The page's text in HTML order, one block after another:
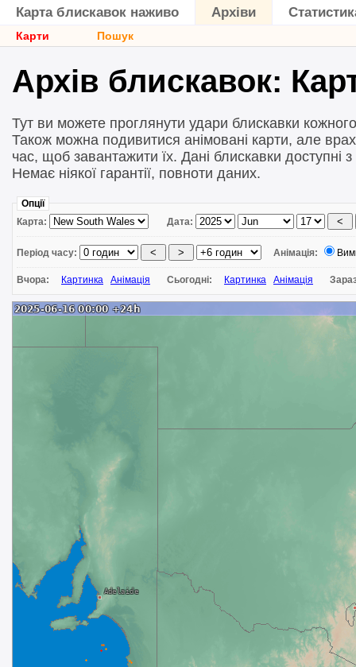
Карта блискавок наживо Архіви
Карти Пошук
Архів блискавок:
Тут ви можете проглянути удари блискавки
Також можна подивитися анімовані карти, але
час, щоб завантажити їх. Дані блискавки доступні
Немає ніякої гарантії, повноти даних.
Опції
Карта:
Дата:
Період часу: Анімація:
Вчора: Картинка Анімація Сьогодні: Картинка Анімація